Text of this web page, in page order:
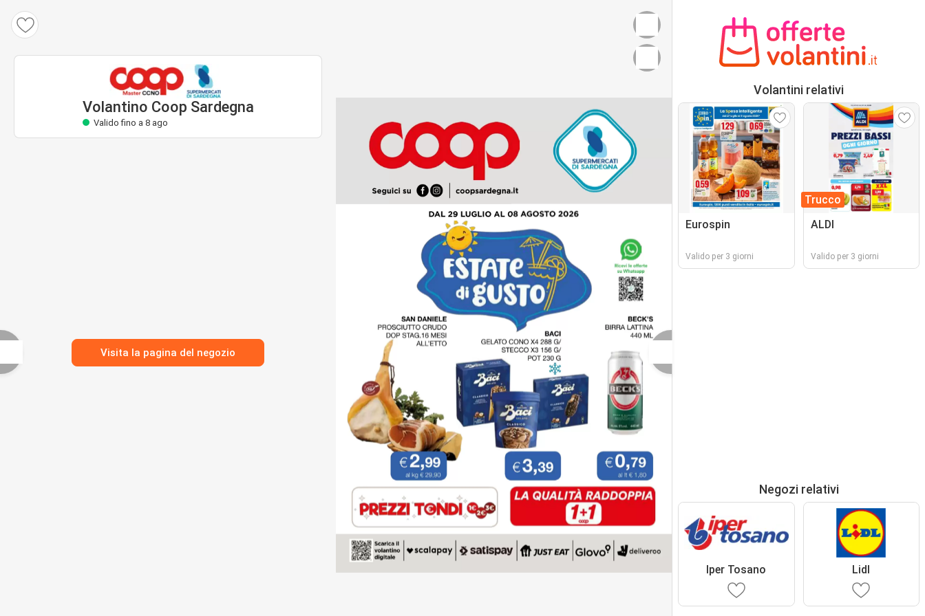
Volantino Coop Sardegna
Valido fino a 8 ago
Visita la pagina del negozio
Volantini relativi
Eurospin
Valido per 3 giorni
Trucco
ALDI
Valido per 3 giorni
Negozi relativi
Iper Tosano Lidl